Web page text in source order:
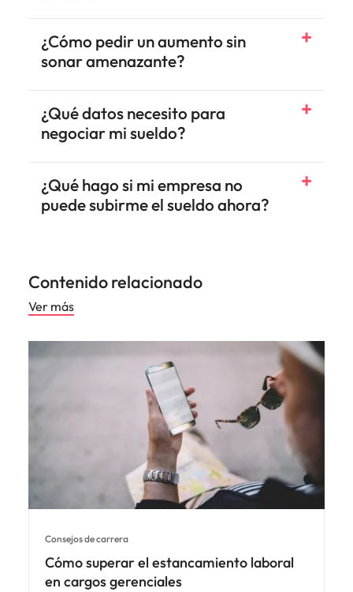
¿Cómo pedir un aumento sin
sonar amenazante?
¿Qué datos necesito para
negociar mi sueldo?
¿Qué hago si mi empresa no
puede subirme el sueldo ahora?
Contenido relacionado
Ver más
Consejos de carrera
Cómo superar el estancamiento laboral
en cargos gerenciales